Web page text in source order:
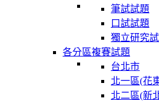
筆試試題
口試試題
獨立研究
各分區複賽試題
台北市
北一區(花
北二區(新